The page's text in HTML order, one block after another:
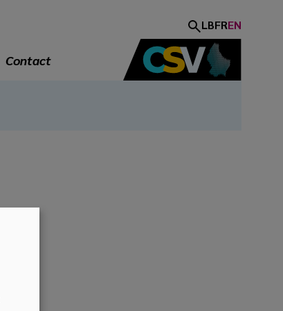
LBFREN
Contact